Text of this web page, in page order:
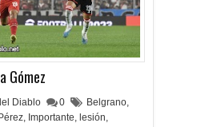
Gómez
Diablo 0 Belgrano,
, Importante, lesión,